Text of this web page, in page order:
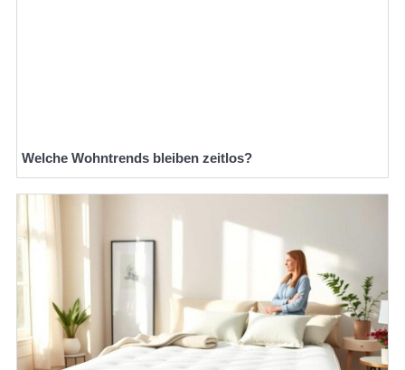
Welche Wohntrends bleiben zeitlos?